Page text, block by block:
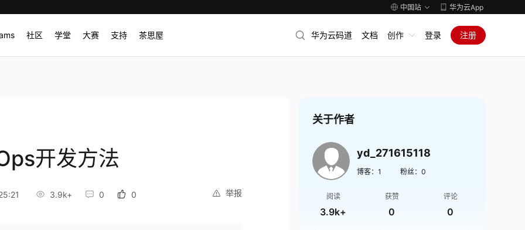
中国站 华为云App
社区 学堂 大赛 支持 茶思屋 华为云码道 文档 创作 登录 注册
开发方法
举报
3.9k+ 0 0
关于作者
yd_271615118
博客： 1 粉丝： 0
阅读
3.9k+
获赞
0
评论
0